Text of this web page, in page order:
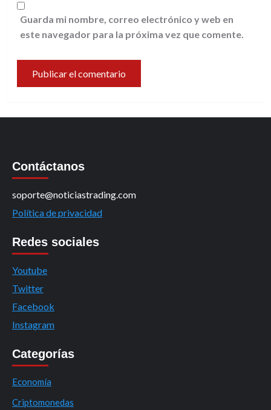
Guarda mi nombre, correo electrónico y web en
este navegador para la próxima vez que comente.
Contáctanos
soporte@noticiastrading.com
Política de privacidad
Redes sociales
Youtube
Twitter
Facebook
Instagram
Categorías
Economía
Criptomonedas